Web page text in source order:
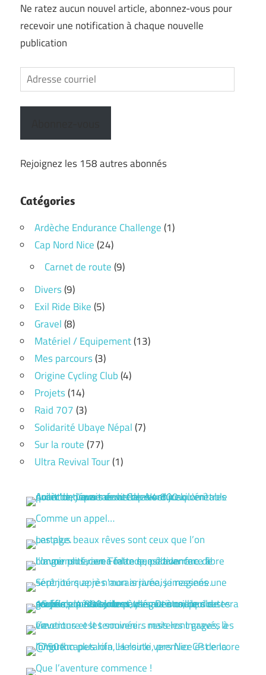
Ne ratez aucun nouvel article, abonnez-vous pour
recevoir une notification à chaque nouvelle
publication
Adresse
courriel
Rejoignez les 158 autres abonnés
Catégories
Ardèche Endurance Challenge(1)
Cap Nord Nice(24)
Carnet de route(9)
Divers(9)
Exil Ride Bike(5)
Gravel(8)
Matériel / Equipement(13)
Mes parcours(3)
Origine Cycling Club(4)
Projets(14)
Raid 707(3)
Solidarité Ubaye Népal(7)
Sur la route(77)
Ultra Revival Tour(1)